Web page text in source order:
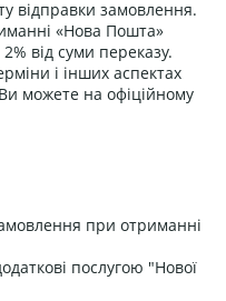
відправки замовлення.
«Нова Пошта»
від суми переказу.
і інших аспектах
можете на офіційному
при отриманні
послугою "Нової